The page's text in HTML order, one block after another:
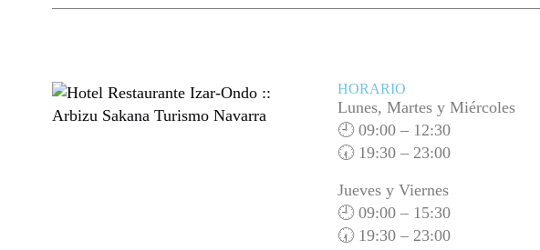
HORARIO
Lunes, Martes y Miércoles
🕘 09:00 – 12:30
🕢 19:30 – 23:00
Jueves y Viernes
🕘 09:00 – 15:30
🕢 19:30 – 23:00